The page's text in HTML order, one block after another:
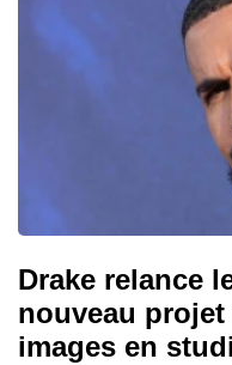
Drake relance
nouveau
images en